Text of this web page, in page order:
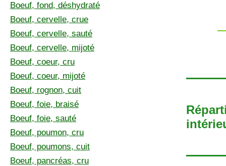
Boeuf, fond, déshydraté
Boeuf, cervelle, crue
Boeuf, cervelle, sauté
Boeuf, cervelle, mijoté
Boeuf, coeur, cru
Boeuf, coeur, mijoté
Boeuf, rognon, cuit
Boeuf, foie, braisé
Boeuf, foie, sauté
Boeuf, poumon, cru
Boeuf, poumons, cuit
Boeuf, pancréas, cru